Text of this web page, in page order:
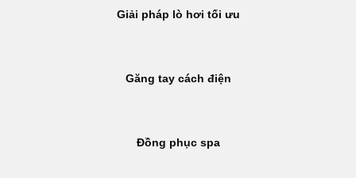
Giải pháp lò hơi tối ưu
Găng tay cách điện
Đồng phục spa